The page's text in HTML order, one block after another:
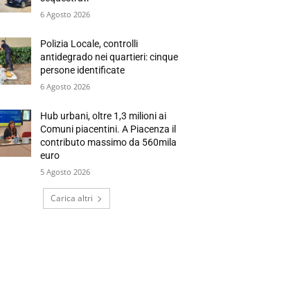
6 Agosto 2026
Polizia Locale, controlli
antidegrado nei quartieri: cinque
persone identificate
6 Agosto 2026
Hub urbani, oltre 1,3 milioni ai
Comuni piacentini. A Piacenza il
contributo massimo da 560mila
euro
5 Agosto 2026
Carica altri